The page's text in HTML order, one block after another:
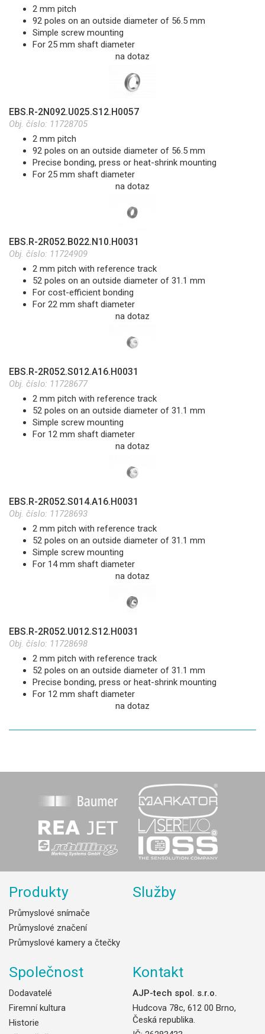
2 mm pitch
92 poles on an outside diameter of 56.5 mm
Simple screw mounting
For 25 mm shaft diameter
na dotaz
EBS.R-2N092.U025.S12.H0057
Obj. číslo: 11728705
2 mm pitch
92 poles on an outside diameter of 56.5 mm
Precise bonding, press or heat-shrink mounting
For 25 mm shaft diameter
na dotaz
EBS.R-2R052.B022.N10.H0031
Obj. číslo: 11724909
2 mm pitch with reference track
52 poles on an outside diameter of 31.1 mm
For cost-efficient bonding
For 22 mm shaft diameter
na dotaz
EBS.R-2R052.S012.A16.H0031
Obj. číslo: 11728677
2 mm pitch with reference track
52 poles on an outside diameter of 31.1 mm
Simple screw mounting
For 12 mm shaft diameter
na dotaz
EBS.R-2R052.S014.A16.H0031
Obj. číslo: 11728693
2 mm pitch with reference track
52 poles on an outside diameter of 31.1 mm
Simple screw mounting
For 14 mm shaft diameter
na dotaz
EBS.R-2R052.U012.S12.H0031
Obj. číslo: 11728698
2 mm pitch with reference track
52 poles on an outside diameter of 31.1 mm
Precise bonding, press or heat-shrink mounting
For 12 mm shaft diameter
na dotaz
Produkty
Průmyslové snímače
Průmyslové značení
Průmyslové kamery a čtečky
Služby
Společnost
Dodavatelé
Firemní kultura
Historie
Kontakt
AJP-tech spol. s.r.o.
Hudcova 78c, 612 00 Brno,
Česká republika.